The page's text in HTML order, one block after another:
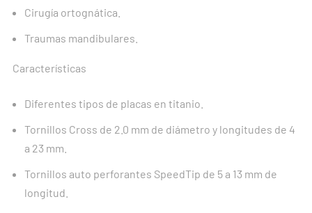
Cirugía ortognática.
Traumas mandibulares.
Características
Diferentes tipos de placas en titanio.
Tornillos Cross de 2.0 mm de diámetro y longitudes de 4
a 23 mm.
Tornillos auto perforantes SpeedTip de 5 a 13 mm de
longitud.